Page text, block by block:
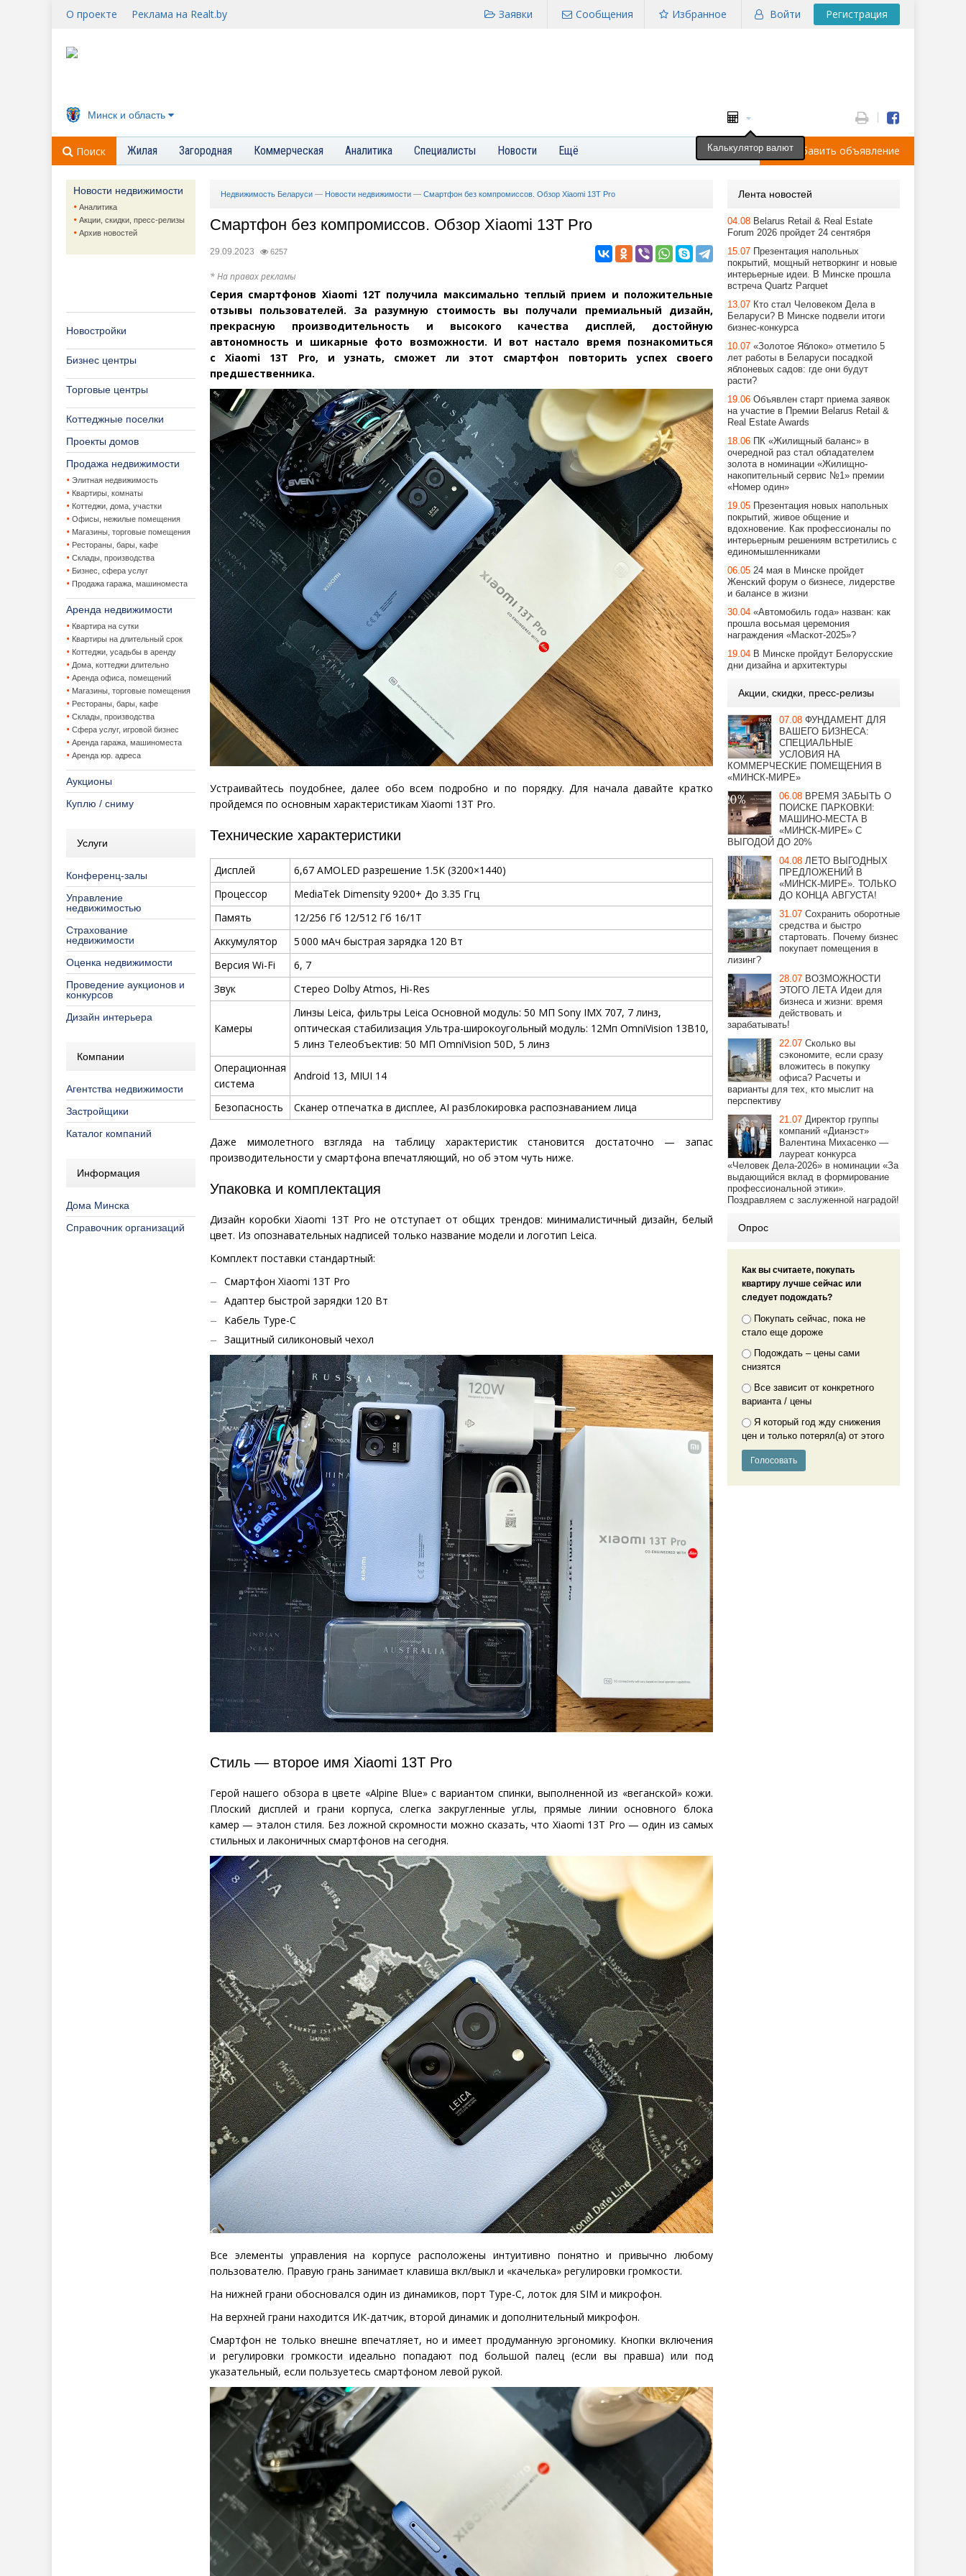
О проекте Реклама на Realt.by Войти Регистрация
Избранное
Сообщения
Заявки
Минск и область
Поиск Жилая Загородная Коммерческая Аналитика Специалисты Новости Ещё Добавить объявление
Новости недвижимости
Аналитика
Акции, скидки, пресс-релизы
Архив новостей
Новостройки
Бизнес центры
Торговые центры
Коттеджные поселки
Проекты домов
Продажа недвижимости
Элитная недвижимость
Квартиры, комнаты
Коттеджи, дома, участки
Офисы, нежилые помещения
Магазины, торговые помещения
Рестораны, бары, кафе
Склады, производства
Бизнес, сфера услуг
Продажа гаража, машиноместа
Аренда недвижимости
Квартира на сутки
Квартиры на длительный срок
Коттеджи, усадьбы в аренду
Дома, коттеджи длительно
Аренда офиса, помещений
Магазины, торговые помещения
Рестораны, бары, кафе
Склады, производства
Сфера услуг, игровой бизнес
Аренда гаража, машиноместа
Аренда юр. адреса
Аукционы
Куплю / сниму
Услуги
Конференц-залы
Управление
недвижимостью
Страхование
недвижимости
Оценка недвижимости
Проведение аукционов и
конкурсов
Дизайн интерьера
Компании
Агентства недвижимости
Застройщики
Каталог компаний
Информация
Дома Минска
Справочник организаций
Недвижимость Беларуси — Новости недвижимости — Смартфон без компромиссов. Обзор Xiaomi 13T Pro
Смартфон без компромиссов. Обзор Xiaomi 13T Pro
29.09.2023 6257
* На правах рекламы
Серия смартфонов Xiaomi 12T получила максимально теплый прием и положительные
отзывы пользователей. За разумную стоимость вы получали премиальный дизайн,
прекрасную производительность и высокого качества дисплей, достойную
автономность и шикарные фото возможности. И вот настало время познакомиться
с Xiaomi 13T Pro, и узнать, сможет ли этот смартфон повторить успех своего
предшественника.
Устраивайтесь поудобнее, далее обо всем подробно и по порядку. Для начала давайте кратко
пройдемся по основным характеристикам Xiaomi 13T Pro.
Технические характеристики
Дисплей 6,67 AMOLED разрешение 1.5К (3200×1440)
Процессор
MediaTek Dimensity 9200+ До 3.35 Ггц
Память
12/256 Гб 12/512 Гб 16/1Т
Аккумулятор
5 000 мАч быстрая зарядка 120 Вт
Версия Wi-Fi 6, 7
Звук
Стерео Dolby Atmos, Hi-Res
Камеры
Линзы Leica, фильтры Leica Основной модуль: 50 МП Sony IMX 707, 7 линз,
оптическая стабилизация Ультра-широкоугольный модуль: 12Мп OmniVision 13B10,
5 линз Телеобъектив: 50 МП OmniVision 50D, 5 линз
Операционная
система
Android 13, MIUI 14
Безопасность Сканер отпечатка в дисплее, AI разблокировка распознаванием лица
Даже мимолетного взгляда на таблицу характеристик становится достаточно — запас
производительности у смартфона впечатляющий, но об этом чуть ниже.
Упаковка и комплектация
Дизайн коробки Xiaomi 13T Pro не отступает от общих трендов: минималистичный дизайн, белый
цвет. Из опознавательных надписей только название модели и логотип Leica.
Комплект поставки стандартный:
Смартфон Xiaomi 13T Pro
Адаптер быстрой зарядки 120 Вт
Кабель Type-C
Защитный силиконовый чехол
Стиль — второе имя Xiaomi 13T Pro
Герой нашего обзора в цвете «Alpine Blue» с вариантом спинки, выполненной из «веганской» кожи.
Плоский дисплей и грани корпуса, слегка закругленные углы, прямые линии основного блока
камер — эталон стиля. Без ложной скромности можно сказать, что Xiaomi 13T Pro — один из самых
стильных и лаконичных смартфонов на сегодня.
Все элементы управления на корпусе расположены интуитивно понятно и привычно любому
пользователю. Правую грань занимает клавиша вкл/выкл и «качелька» регулировки громкости.
На нижней грани обосновался один из динамиков, порт Type-C, лоток для SIM и микрофон.
На верхней грани находится ИК-датчик, второй динамик и дополнительный микрофон.
Смартфон не только внешне впечатляет, но и имеет продуманную эргономику. Кнопки включения
и регулировки громкости идеально попадают под большой палец (если вы правша) или под
указательный, если пользуетесь смартфоном левой рукой.
Лента новостей
04.08 Belarus Retail & Real Estate
Forum 2026 пройдет 24 сентября
15.07 Презентация напольных
покрытий, мощный нетворкинг и новые
интерьерные идеи. В Минске прошла
встреча Quartz Parquet
13.07 Кто стал Человеком Дела в
Беларуси? В Минске подвели итоги
бизнес-конкурса
10.07 «Золотое Яблоко» отметило 5
лет работы в Беларуси посадкой
яблоневых садов: где они будут
расти?
19.06 Объявлен старт приема заявок
на участие в Премии Belarus Retail &
Real Estate Awards
18.06 ПК «Жилищный баланс» в
очередной раз стал обладателем
золота в номинации «Жилищно-
накопительный сервис №1» премии
«Номер один»
19.05 Презентация новых напольных
покрытий, живое общение и
вдохновение. Как профессионалы по
интерьерным решениям встретились с
единомышленниками
06.05 24 мая в Минске пройдет
Женский форум о бизнесе, лидерстве
и балансе в жизни
30.04 «Автомобиль года» назван: как
прошла восьмая церемония
награждения «Маскот-2025»?
19.04 В Минске пройдут Белорусские
дни дизайна и архитектуры
Акции, скидки, пресс-релизы
07.08 ФУНДАМЕНТ ДЛЯ
ВАШЕГО БИЗНЕСА:
СПЕЦИАЛЬНЫЕ
УСЛОВИЯ НА
КОММЕРЧЕСКИЕ ПОМЕЩЕНИЯ В
«МИНСК-МИРЕ»
06.08 ВРЕМЯ ЗАБЫТЬ О
ПОИСКЕ ПАРКОВКИ:
МАШИНО-МЕСТА В
«МИНСК-МИРЕ» С
ВЫГОДОЙ ДО 20%
04.08 ЛЕТО ВЫГОДНЫХ
ПРЕДЛОЖЕНИЙ В
«МИНСК-МИРЕ». ТОЛЬКО
ДО КОНЦА АВГУСТА!
31.07 Сохранить оборотные
средства и быстро
стартовать. Почему бизнес
покупает помещения в
лизинг?
28.07 ВОЗМОЖНОСТИ
ЭТОГО ЛЕТА Идеи для
бизнеса и жизни: время
действовать и
зарабатывать!
22.07 Сколько вы
сэкономите, если сразу
вложитесь в покупку
офиса? Расчеты и
варианты для тех, кто мыслит на
перспективу
21.07 Директор группы
компаний «Дианэст»
Валентина Михасенко —
лауреат конкурса
«Человек Дела-2026» в номинации «За
выдающийся вклад в формирование
профессиональной этики».
Поздравляем с заслуженной наградой!
Опрос
Как вы считаете, покупать
квартиру лучше сейчас или
следует подождать?
Покупать сейчас, пока не
стало еще дороже
Подождать – цены сами
снизятся
Все зависит от конкретного
варианта / цены
Я который год жду снижения
цен и только потерял(а) от этого
Калькулятор валют